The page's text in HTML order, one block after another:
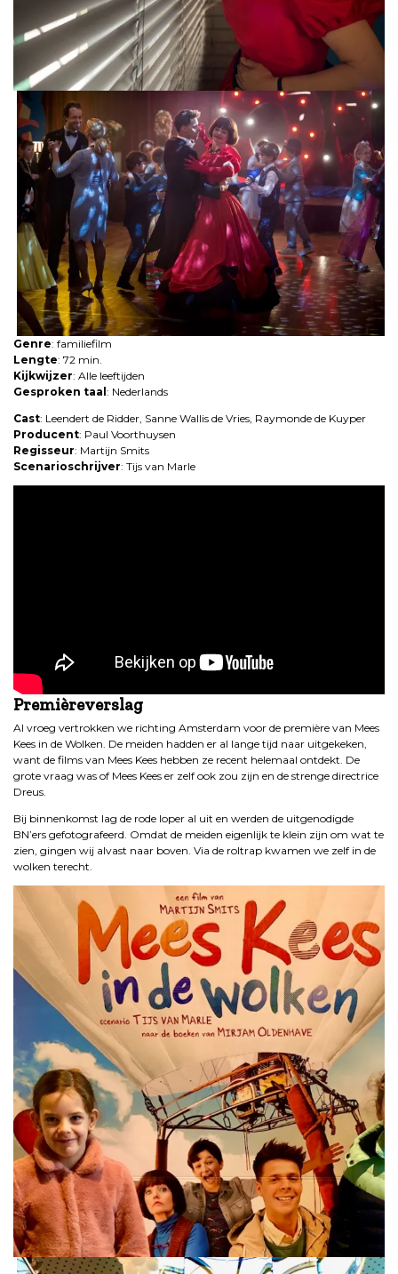
Genre: familiefilm
Lengte: 72 min.
Kijkwijzer: Alle leeftijden
Gesproken taal : Nederlands
Cast: Leendert de Ridder, Sanne Wallis de Vries, Raymonde de Kuyper
Producent: Paul Voorthuysen
Regisseur: Martijn Smits
Scenarioschrijver: Tijs van Marle
Premièreverslag
Al vroeg vertrokken we richting Amsterdam voor de première van Mees
Kees in de Wolken. De meiden hadden er al lange tijd naar uitgekeken,
want de films van Mees Kees hebben ze recent helemaal ontdekt. De
grote vraag was of Mees Kees er zelf ook zou zijn en de strenge directrice
Dreus.
Bij binnenkomst lag de rode loper al uit en werden de uitgenodigde
BN’ers gefotografeerd. Omdat de meiden eigenlijk te klein zijn om wat te
zien, gingen wij alvast naar boven. Via de roltrap kwamen we zelf in de
wolken terecht.